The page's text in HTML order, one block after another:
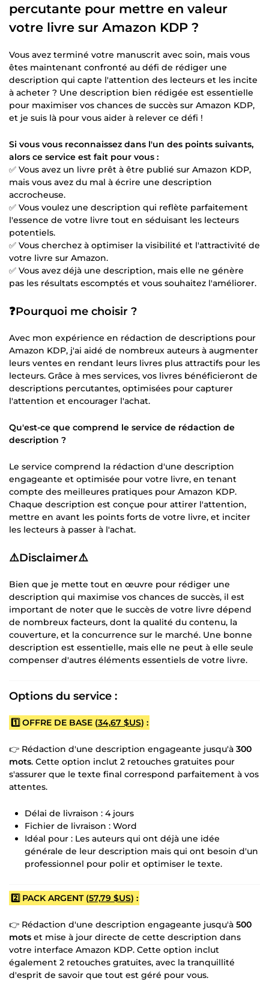
percutante pour mettre en valeur
votre livre sur Amazon KDP ?
Vous avez terminé votre manuscrit avec soin, mais vous
êtes maintenant confronté au défi de rédiger une
description qui capte l'attention des lecteurs et les incite
à acheter ? Une description bien rédigée est essentielle
pour maximiser vos chances de succès sur Amazon KDP,
et je suis là pour vous aider à relever ce défi !
Si vous vous reconnaissez dans l'un des points suivants,
alors ce service est fait pour vous :
✅ Vous avez un livre prêt à être publié sur Amazon KDP,
mais vous avez du mal à écrire une description
accrocheuse.
✅ Vous voulez une description qui reflète parfaitement
l'essence de votre livre tout en séduisant les lecteurs
potentiels.
✅ Vous cherchez à optimiser la visibilité et l'attractivité de
votre livre sur Amazon.
✅ Vous avez déjà une description, mais elle ne génère
pas les résultats escomptés et vous souhaitez l'améliorer.
❓Pourquoi me choisir ?
Avec mon expérience en rédaction de descriptions pour
Amazon KDP, j'ai aidé de nombreux auteurs à augmenter
leurs ventes en rendant leurs livres plus attractifs pour les
lecteurs. Grâce à mes services, vos livres bénéficieront de
descriptions percutantes, optimisées pour capturer
l'attention et encourager l'achat.
Qu'est-ce que comprend le service de rédaction de
description ?
Le service comprend la rédaction d'une description
engageante et optimisée pour votre livre, en tenant
compte des meilleures pratiques pour Amazon KDP.
Chaque description est conçue pour attirer l'attention,
mettre en avant les points forts de votre livre, et inciter
les lecteurs à passer à l'achat.
⚠️Disclaimer⚠️
Bien que je mette tout en œuvre pour rédiger une
description qui maximise vos chances de succès, il est
important de noter que le succès de votre livre dépend
de nombreux facteurs, dont la qualité du contenu, la
couverture, et la concurrence sur le marché. Une bonne
description est essentielle, mais elle ne peut à elle seule
compenser d'autres éléments essentiels de votre livre.
Options du service :
1️⃣ OFFRE DE BASE (34,67 $US) :
👉 Rédaction d'une description engageante jusqu'à 300
mots. Cette option inclut 2 retouches gratuites pour
s'assurer que le texte final correspond parfaitement à vos
attentes.
Délai de livraison : 4 jours
Fichier de livraison : Word
Idéal pour : Les auteurs qui ont déjà une idée
générale de leur description mais qui ont besoin d'un
professionnel pour polir et optimiser le texte.
2️⃣ PACK ARGENT (57,79 $US) :
👉 Rédaction d'une description engageante jusqu'à 500
mots et mise à jour directe de cette description dans
votre interface Amazon KDP. Cette option inclut
également 2 retouches gratuites, avec la tranquillité
d'esprit de savoir que tout est géré pour vous.